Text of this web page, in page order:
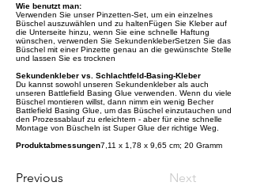
Wie benutzt man:
Verwenden Sie unser Pinzetten-Set, um ein einzelnes
Büschel auszuwählen und zu haltenFügen Sie Kleber auf
die Unterseite hinzu, wenn Sie eine schnelle Haftung
wünschen, verwenden Sie SekundenkleberSetzen Sie das
Büschel mit einer Pinzette genau an die gewünschte Stelle
und lassen Sie es trocknen
Sekundenkleber vs. Schlachtfeld-Basing-Kleber
Du kannst sowohl unseren Sekundenkleber als auch
unseren Battlefield Basing Glue verwenden. Wenn du viele
Büschel montieren willst, dann nimm ein wenig Becher
Battlefield Basing Glue, um das Büschel einzutauchen und
den Prozessablauf zu erleichtern - aber für eine schnelle
Montage von Büscheln ist Super Glue der richtige Weg.
Produktabmessungen‎7,11 x 1,78 x 9,65 cm; 20 Gramm
Previous Next